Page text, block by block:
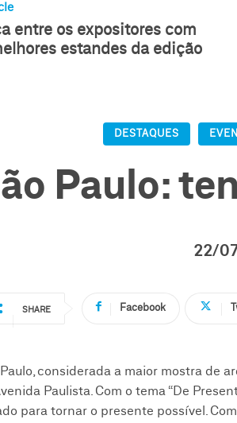
entre os expositores com
estandes da edição
DESTAQUES
Paulo:
22/
SHARE Facebook
considerada a maior mostra de
Paulista. Com o tema “De
para tornar o presente possível.